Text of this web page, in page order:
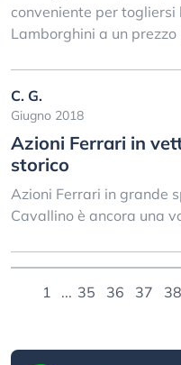
conveniente per togliersi
Lamborghini a un
C. G.
Giugno 2018
Azioni Ferrari in
storico
Azioni Ferrari in grande
Cavallino è ancora una
1 ... 35 36 37 38